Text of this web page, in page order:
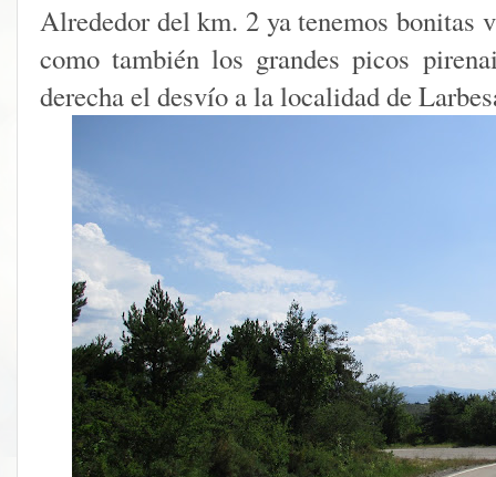
Alrededor del km. 2 ya tenemos bonitas
como también los grandes picos
derecha el desvío a la localidad de